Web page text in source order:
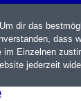
dir das
dass
im Einzelnen
jederzeit